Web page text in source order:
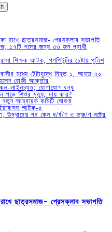
রাখে ছাত্রসমাজ- প্রেসক্লাব সভাপতি
১৭টি পদের জন্য ৩৩ জন প্রার্থী
শিক্ষক আটক, গণপিটুনির চেষ্টায় পুলিশ
মধ্যে টেটাযুদ্ধে নিহত ১, আহত ২০
রোজী আক্তার
লাইনচ্যুত; যোগাযোগ বন্ধ
পড়ে শিশুর মৃত্যু, দায় কার?
নতুন আহ্বায়ক কমিটি ঘোষণা
আটক-৫
উদ্ধারের পর কেন ধ/র্ষ/ণ ও ভ্রু/ণ নষ্টের
ছাত্রসমাজ- প্রেসক্লাব সভাপতি